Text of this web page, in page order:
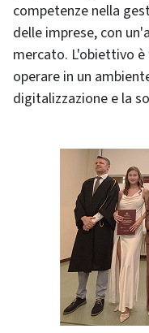
competenze nella
delle imprese, con
mercato. L'obiettivo
operare in un
digitalizzazione e la